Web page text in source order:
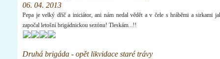
06. 04. 2013
Pepa je velký dříč a iniciátor, ani nám nedal vědět a v čele s hráběmi a sirkami
započal letošní brigádnickou sezónu! Tleskám...!!
Druhá brigáda - opět likvidace staré trávy